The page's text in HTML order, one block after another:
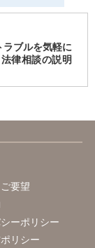
ラブルを気軽に
律相談の説明
要望
ーポリシー
リシー